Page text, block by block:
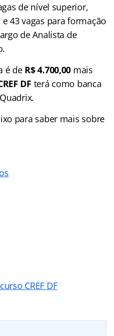
de nível superior,
43 vagas para formação
de Analista de
é de R$ 4.700,00 mais
DF terá como banca
para saber mais sobre
CREF DF